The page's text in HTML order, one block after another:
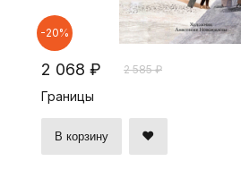
-20%
2 068 ₽ 2 585 ₽
Границы
В корзину